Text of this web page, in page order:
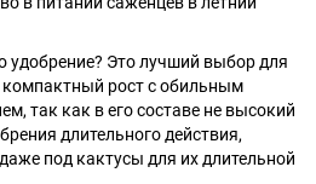
удобрение? Это лучший выбор для
рост с обильным
так как в его составе не высокий
длительного действия,
под кактусы для их длительной